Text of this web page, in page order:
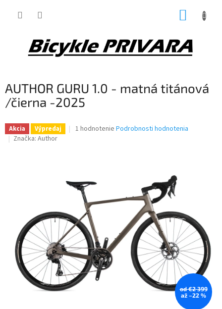
AUTHOR GURU 1.0 - matná titánová
/čierna -2025
Akcia Výpredaj
Priemerné
5
hviezdičiek.
1 hodnotenie Podrobnosti hodnotenia
Značka: Author
od €2 399
až –22 %